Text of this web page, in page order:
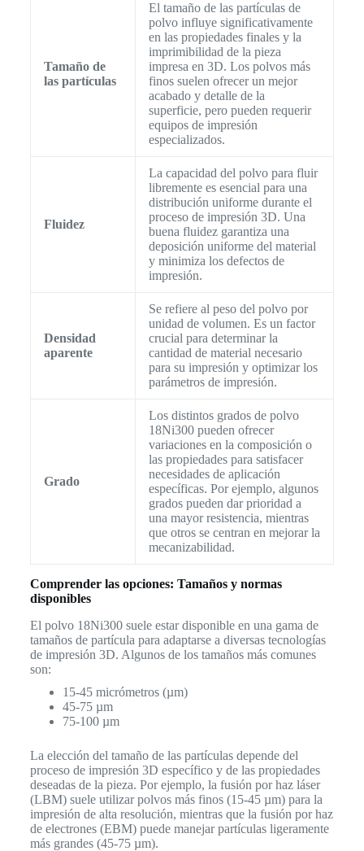
Tamaño de
las partículas
El tamaño de las partículas de
polvo influye significativamente
en las propiedades finales y la
imprimibilidad de la pieza
impresa en 3D. Los polvos más
finos suelen ofrecer un mejor
acabado y detalle de la
superficie, pero pueden requerir
equipos de impresión
especializados.
Fluidez
La capacidad del polvo para fluir
libremente es esencial para una
distribución uniforme durante el
proceso de impresión 3D. Una
buena fluidez garantiza una
deposición uniforme del material
y minimiza los defectos de
impresión.
Densidad
aparente
Se refiere al peso del polvo por
unidad de volumen. Es un factor
crucial para determinar la
cantidad de material necesario
para su impresión y optimizar los
parámetros de impresión.
Grado
Los distintos grados de polvo
18Ni300 pueden ofrecer
variaciones en la composición o
las propiedades para satisfacer
necesidades de aplicación
específicas. Por ejemplo, algunos
grados pueden dar prioridad a
una mayor resistencia, mientras
que otros se centran en mejorar la
mecanizabilidad.
Comprender las opciones: Tamaños y normas
disponibles
El polvo 18Ni300 suele estar disponible en una gama de
tamaños de partícula para adaptarse a diversas tecnologías
de impresión 3D. Algunos de los tamaños más comunes
son:
15-45 micrómetros (µm)
45-75 µm
75-100 µm
La elección del tamaño de las partículas depende del
proceso de impresión 3D específico y de las propiedades
deseadas de la pieza. Por ejemplo, la fusión por haz láser
(LBM) suele utilizar polvos más finos (15-45 µm) para la
impresión de alta resolución, mientras que la fusión por haz
de electrones (EBM) puede manejar partículas ligeramente
más grandes (45-75 µm).